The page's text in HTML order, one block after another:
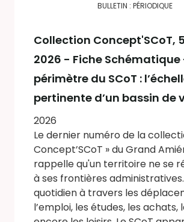
BULLETIN : PÉRIODIQUE
Collection Concept'SCoT,
2026 - Fiche Schématique
périmètre du SCoT :
pertinente d’un bassin de
2026
Le dernier numéro de la
Concept’SCoT » du Grand
rappelle qu'un territoire ne se
à ses frontières
quotidien à travers les
l’emploi, les études, les achats,